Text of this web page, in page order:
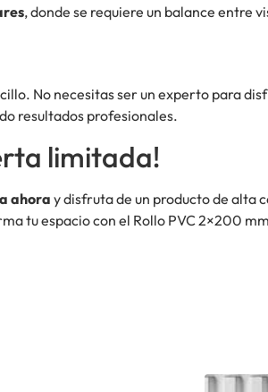
, donde se requiere un balance entre
No necesitas ser un experto para
resultados profesionales.
limitada!
ahoray disfruta de un producto de alta
tu espacio con el Rollo PVC 2×200